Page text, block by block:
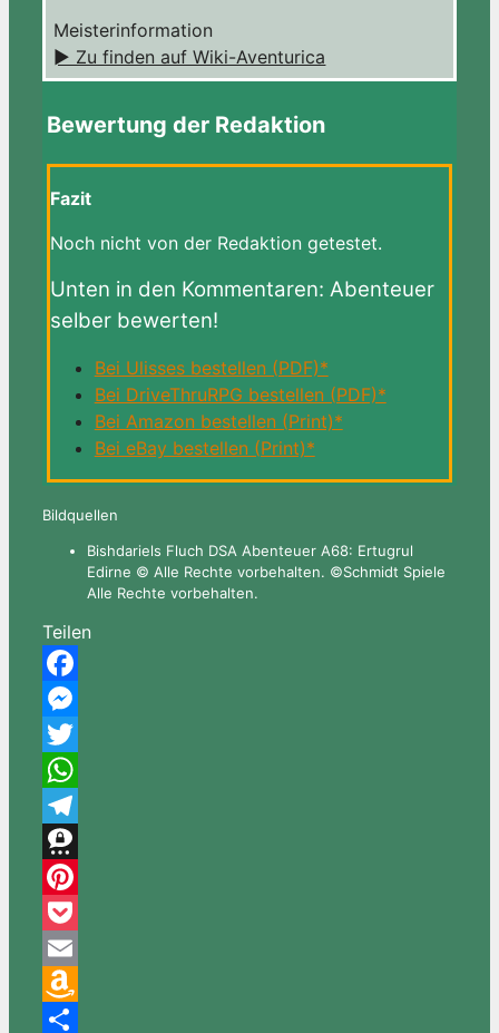
Meisterinformation
► Zu finden auf Wiki-Aventurica
Bewertung der Redaktion
Fazit
Noch nicht von der Redaktion getestet.
Unten in den Kommentaren: Abenteuer
selber bewerten!
Bei Ulisses bestellen (PDF)*
Bei DriveThruRPG bestellen (PDF)*
Bei Amazon bestellen (Print)*
Bei eBay bestellen (Print)*
Bildquellen
Bishdariels Fluch DSA Abenteuer A68: Ertugrul
Edirne © Alle Rechte vorbehalten. ©Schmidt Spiele
Alle Rechte vorbehalten.
Teilen
Facebook
Messenger
Twitter
WhatsApp
Telegram
Threema
Pinterest
Pocket
Email
Amazon